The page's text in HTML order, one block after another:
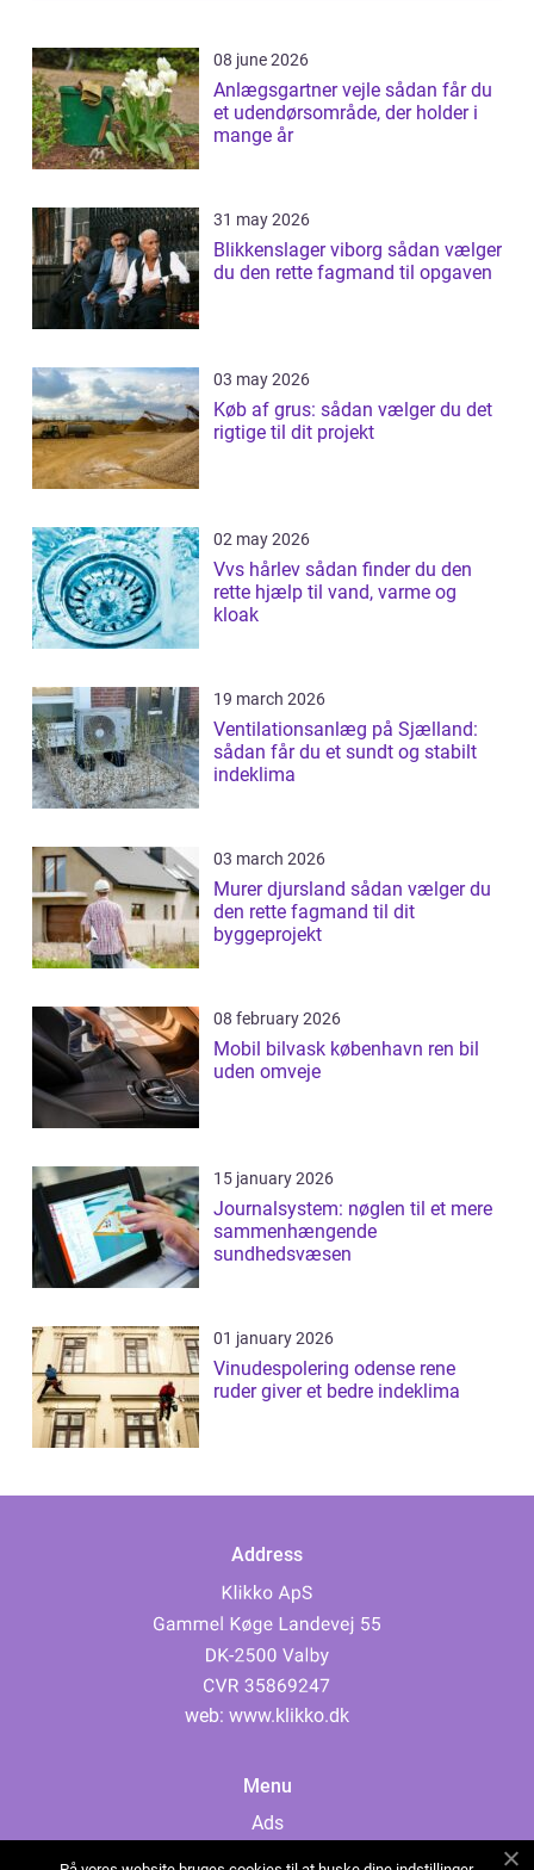
08 june 2026
Anlægsgartner vejle sådan får du
et udendørsområde, der holder i
mange år
31 may 2026
Blikkenslager viborg sådan vælger
du den rette fagmand til opgaven
03 may 2026
Køb af grus: sådan vælger du det
rigtige til dit projekt
02 may 2026
Vvs hårlev sådan finder du den
rette hjælp til vand, varme og
kloak
19 march 2026
Ventilationsanlæg på Sjælland:
sådan får du et sundt og stabilt
indeklima
03 march 2026
Murer djursland sådan vælger du
den rette fagmand til dit
byggeprojekt
08 february 2026
Mobil bilvask københavn ren bil
uden omveje
15 january 2026
Journalsystem: nøglen til et mere
sammenhængende
sundhedsvæsen
01 january 2026
Vinudespolering odense rene
ruder giver et bedre indeklima
Address
web: www.klikko.dk
Menu
Ads